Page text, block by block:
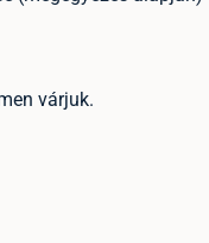
várjuk.